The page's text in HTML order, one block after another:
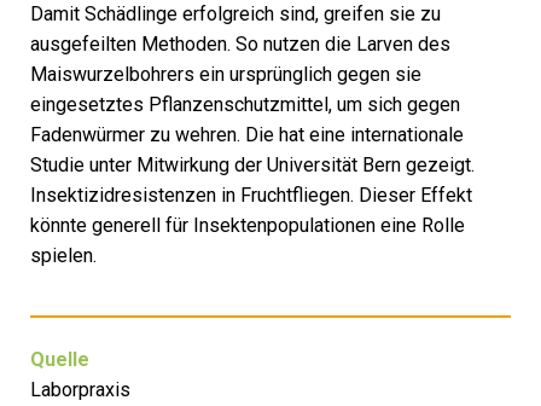
Damit Schädlinge erfolgreich sind, greifen sie zu
ausgefeilten Methoden. So nutzen die Larven des
Maiswurzelbohrers ein ursprünglich gegen sie
eingesetztes Pflanzenschutzmittel, um sich gegen
Fadenwürmer zu wehren. Die hat eine internationale
Studie unter Mitwirkung der Universität Bern gezeigt.
Insektizidresistenzen in Fruchtfliegen. Dieser Effekt
könnte generell für Insektenpopulationen eine Rolle
spielen.
Quelle
Laborpraxis